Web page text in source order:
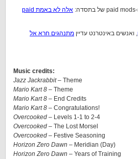
אלה לא באמת paid
, ואנשים באינטרנט עדיין מתנהגים חרא אל
Music credits:
Jazz Jackrabbit – Theme
Mario Kart 8 – Theme
Mario Kart 8 – End Credits
Mario Kart 8 – Congratulations!
Overcooked – Levels 1-1 to 2-4
Overcooked – The Lost Morsel
Overcooked – Festive Seasoning
Horizon Zero Dawn – Meridian (Day)
Horizon Zero Dawn – Years of Training